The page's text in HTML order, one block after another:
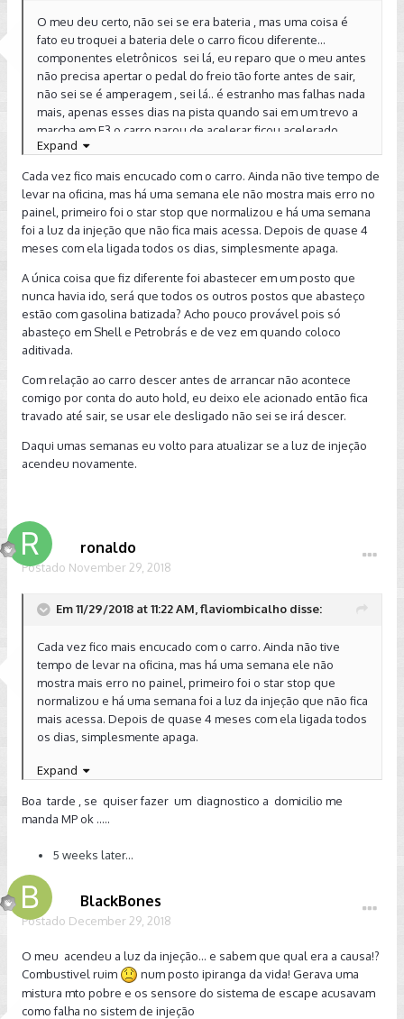
O meu deu certo, não sei se era bateria , mas uma coisa é
fato eu troquei a bateria dele o carro ficou diferente...
componentes eletrônicos sei lá, eu reparo que o meu antes
não precisa apertar o pedal do freio tão forte antes de sair,
não sei se é amperagem , sei lá.. é estranho mas falhas nada
mais, apenas esses dias na pista quando sai em um trevo a
marcha em E3 o carro parou de acelerar ficou acelerado
como neutro sem puxar...tive que ir pro acostamento levei
quando joga o S pra ultrapassagem tá Loko, mas não sei se o
seu acontece esse carroparado em uma vaga íngreme se
tiver uma moto colada derruba o meu desce muito de N pra
D ou de R pra D ... Cara a marcha já está engatada.. no painel
mostra D1 e ele ainda desce.... ele não eh igual os outros
automático que vc engata ele já para sozinho , as vezes é
perigoso em desce demais .. Abraços
Expand
Cada vez fico mais encucado com o carro. Ainda não tive tempo de
levar na oficina, mas há uma semana ele não mostra mais erro no
painel, primeiro foi o star stop que normalizou e há uma semana
foi a luz da injeção que não fica mais acessa. Depois de quase 4
meses com ela ligada todos os dias, simplesmente apaga.
A única coisa que fiz diferente foi abastecer em um posto que
nunca havia ido, será que todos os outros postos que abasteço
estão com gasolina batizada? Acho pouco provável pois só
abasteço em Shell e Petrobrás e de vez em quando coloco
aditivada.
Com relação ao carro descer antes de arrancar não acontece
comigo por conta do auto hold, eu deixo ele acionado então fica
travado até sair, se usar ele desligado não sei se irá descer.
Daqui umas semanas eu volto para atualizar se a luz de injeção
acendeu novamente.
ronaldo
Postado November 29, 2018
Em 11/29/2018 at 11:22 AM, flaviombicalho disse:
Cada vez fico mais encucado com o carro. Ainda não tive
tempo de levar na oficina, mas há uma semana ele não
mostra mais erro no painel, primeiro foi o star stop que
normalizou e há uma semana foi a luz da injeção que não fica
mais acessa. Depois de quase 4 meses com ela ligada todos
os dias, simplesmente apaga.
A única coisa que fiz diferente foi abastecer em um posto
que nunca havia ido, será que todos os outros postos que
abasteço estão com gasolina batizada? Acho pouco provável
pois só abasteço em Shell e Petrobrás e de vez em quando
comigo por conta do auto hold, eu deixo ele acionado então
fica travado até sair, se usar ele desligado não sei se irá
descer.
Daqui umas semanas eu volto para atualizar se a luz de
injeção acendeu novamente.
Expand
Boa tarde , se quiser fazer um diagnostico a domicilio me
manda MP ok .....
5 weeks later...
BlackBones
Postado December 29, 2018
O meu acendeu a luz da injeção... e sabem que qual era a causa!?
Combustivel ruim
num posto ipiranga da vida! Gerava uma
mistura mto pobre e os sensore do sistema de escape acusavam
como falha no sistem de injeção